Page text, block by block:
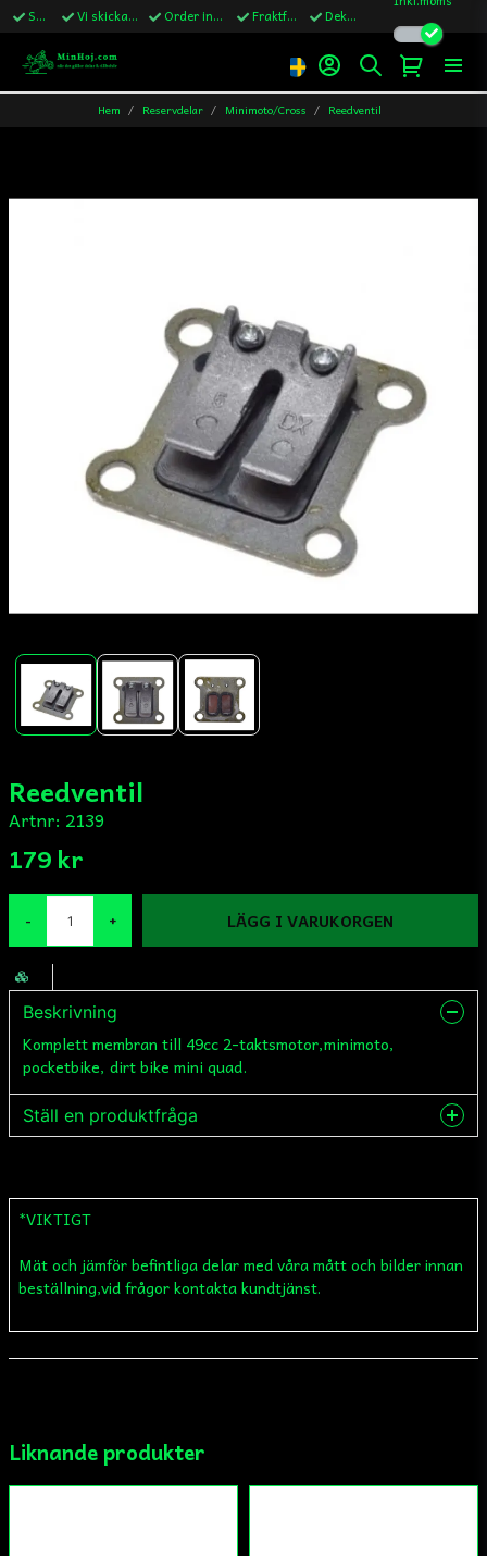
Snabba leveranser Vi skickar till Sverige,Danmark & Finland Order innan kl.13 skickas samma vardag Fraktfritt över 1200kr till Sverige Dekaler ingår i alla ordrar
Hem Reservdelar Minimoto/Cross Reedventil
Reedventil
Artnr: 2139
179 kr
- + LÄGG I VARUKORGEN
Beskrivning
Komplett membran till 49cc 2-taktsmotor,minimoto,
pocketbike, dirt bike mini quad.
Ställ en produktfråga
name
Namn
email
*VIKTIGT
Mät och jämför befintliga delar med våra mått och bilder innan
beställning,vid frågor kontakta kundtjänst.
Liknande produkter